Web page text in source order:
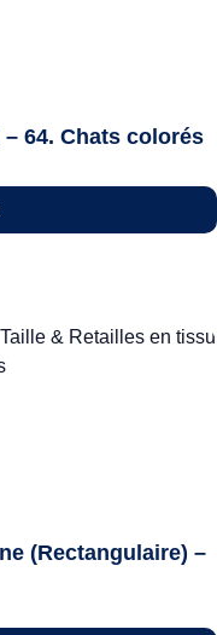
64. Chats colorés
(Rectangulaire) –